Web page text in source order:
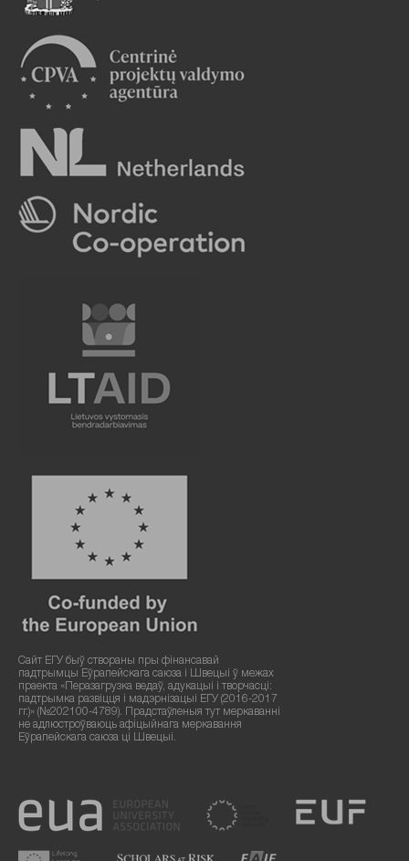
Сайт ЕГУ быў створаны пры фінансавай
падтрымцы Еўрапейскага саюза і Швецыі ў межах
праекта «Перазагрузка ведаў, адукацыі і творчасці:
падтрымка развіцця і мадэрнізацыі ЕГУ (2016-2017
гг.)» (№202100-4789). Прадстаўленыя тут меркаванні
не адлюстроўваюць афіцыйнага меркавання
Еўрапейскага саюза ці Швецыі.